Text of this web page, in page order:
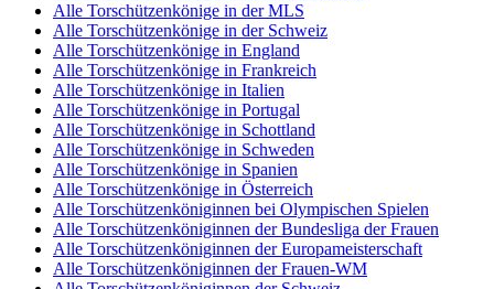
Alle Torschützenkönige in der MLS
Alle Torschützenkönige in der Schweiz
Alle Torschützenkönige in England
Alle Torschützenkönige in Frankreich
Alle Torschützenkönige in Italien
Alle Torschützenkönige in Portugal
Alle Torschützenkönige in Schottland
Alle Torschützenkönige in Schweden
Alle Torschützenkönige in Spanien
Alle Torschützenkönige in Österreich
Alle Torschützenköniginnen bei Olympischen Spielen
Alle Torschützenköniginnen der Bundesliga der Frauen
Alle Torschützenköniginnen der Europameisterschaft
Alle Torschützenköniginnen der Frauen-WM